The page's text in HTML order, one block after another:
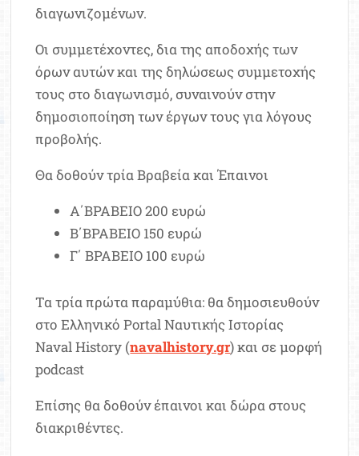
διαγωνιζομένων.
Οι συμμετέχοντες, δια της αποδοχής των
όρων αυτών και της δηλώσεως συμμετοχής
τους στο διαγωνισμό, συναινούν στην
δημοσιοποίηση των έργων τους για λόγους
προβολής.
Θα δοθούν τρία Βραβεία και Έπαινοι
Α΄ΒΡΑΒΕΙΟ 200 ευρώ
Β΄ΒΡΑΒΕΙΟ 150 ευρώ
Γ΄ ΒΡΑΒΕΙΟ 100 ευρώ
Τα τρία πρώτα παραμύθια: θα δημοσιευθούν
στο Ελληνικό Portal Ναυτικής Ιστορίας
Naval History (navalhistory.gr) και σε μορφή
podcast
Επίσης θα δοθούν έπαινοι και δώρα στους
διακριθέντες.